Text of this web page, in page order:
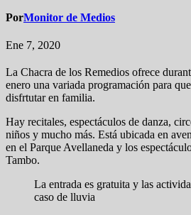
PorMonitor de Medios
Ene 7, 2020
La Chacra de los Remedios ofrece
enero una variada programación para
disfrtutar en familia.
Hay recitales, espectáculos de danza,
niños y mucho más. Está ubicada en
en el Parque Avellaneda y los
Tambo.
La entrada es gratuita y las
caso de lluvia